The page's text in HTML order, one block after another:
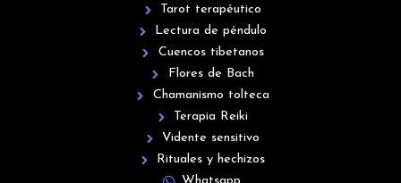
Tarot terapéutico
Lectura de péndulo
Cuencos tibetanos
Flores de Bach
Chamanismo tolteca
Terapia Reiki
Vidente sensitivo
Rituales y hechizos